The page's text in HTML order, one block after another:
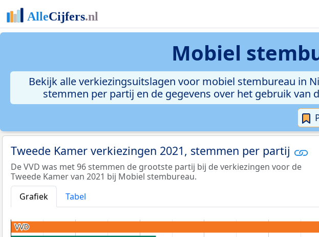
Mobiel
Bekijk alle verkiezingsuitslagen voor mobiel stembureau in
stemmen per partij en de gegevens over het gebruik van
Tweede Kamer verkiezingen 2021, stemmen per partij
De VVD was met 96 stemmen de grootste partij bij de verkiezingen voor de
Tweede Kamer van 2021 bij Mobiel stembureau.
Grafiek
Tabel
VVD
VVD